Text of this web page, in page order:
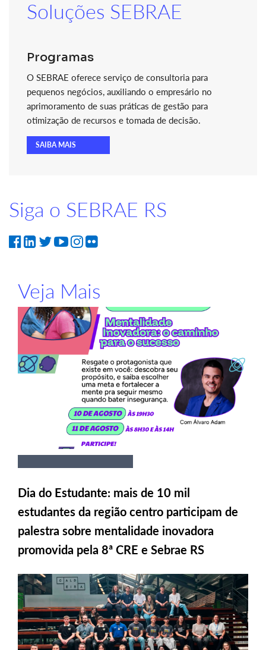
Soluções SEBRAE
Programas
O SEBRAE oferece serviço de consultoria para
pequenos negócios, auxiliando o empresário no
aprimoramento de suas práticas de gestão para
otimização de recursos e tomada de decisão.
SAIBA MAIS
Siga o SEBRAE RS
Veja Mais
Dia do Estudante: mais de 10 mil
estudantes da região centro participam de
palestra sobre mentalidade inovadora
promovida pela 8ª CRE e Sebrae RS